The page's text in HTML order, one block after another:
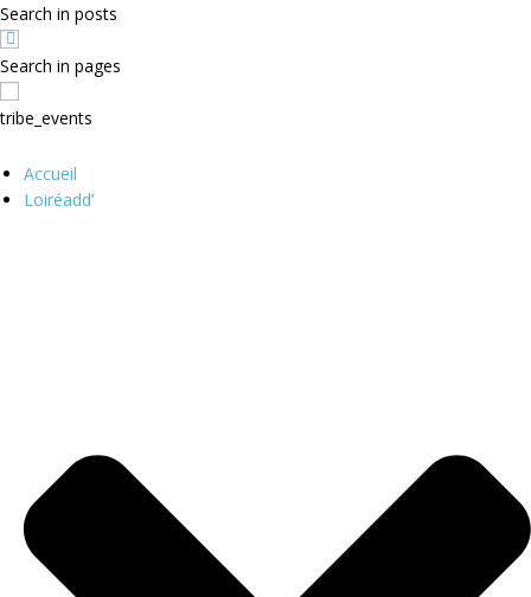
Search in posts
Search in pages
tribe_events
Accueil
Loiréadd’